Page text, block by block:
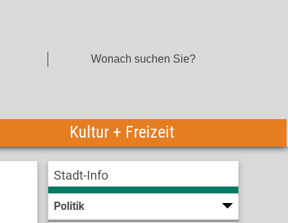
Kultur + Freizeit
Stadt-Info
Politik